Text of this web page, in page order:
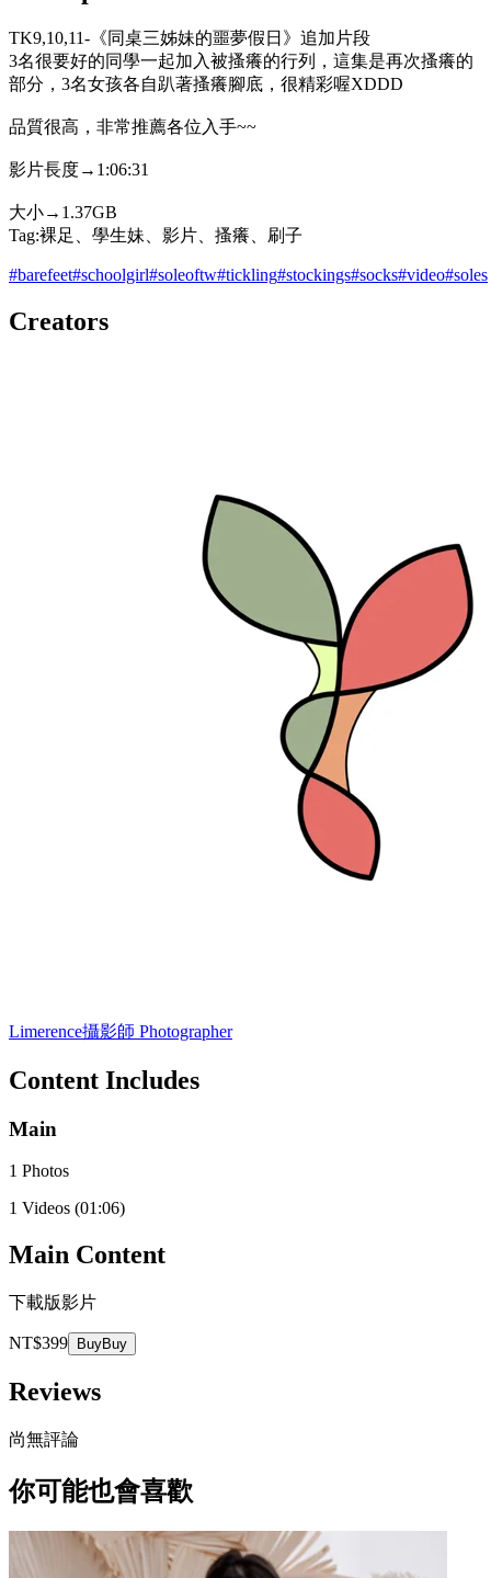
TK9,10,11-《同桌三姊妹的噩夢假日》追加片段
3名很要好的同學一起加入被搔癢的行列，這集是再次搔癢的
部分，3名女孩各自趴著搔癢腳底，很精彩喔XDDD
品質很高，非常推薦各位入手~~
影片長度→1:06:31
大小→1.37GB
Tag:裸足、學生妹、影片、搔癢、刷子
#barefeet#schoolgirl#soleoftw#tickling#stockings#socks#video#soles
Creators
Limerence攝影師 Photographer
Content Includes
Main
1 Photos
1 Videos (01:06)
Main Content
下載版影片
NT$399 BuyBuy
Reviews
尚無評論
你可能也會喜歡